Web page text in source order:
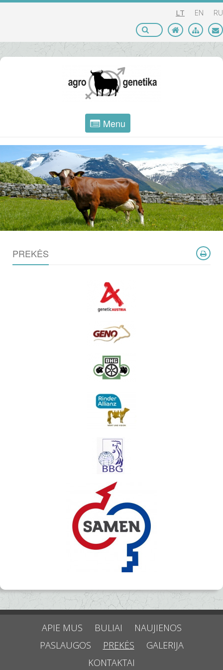
LT EN RU
Menu
PREKĖS
APIE MUS BULIAI
NAUJIENOS
PASLAUGOS
PREKĖS
GALERIJA
KONTAKTAI